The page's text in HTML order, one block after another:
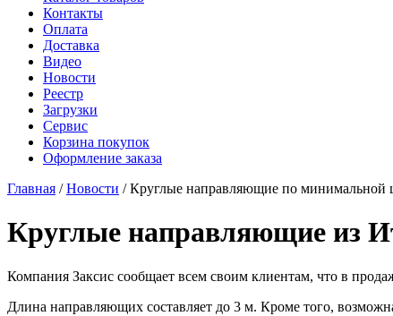
Контакты
Оплата
Доставка
Видео
Новости
Реестр
Загрузки
Сервис
Корзина покупок
Оформление заказа
Главная /Новости / Круглые направляющие по минимальной
Круглые направляющие из
Компания Заксис сообщает всем своим клиентам, что в
Длина направляющих составляет до 3 м. Кроме того,